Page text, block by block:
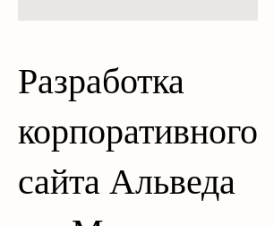
Разработка
корпоративного
сайта Альведа